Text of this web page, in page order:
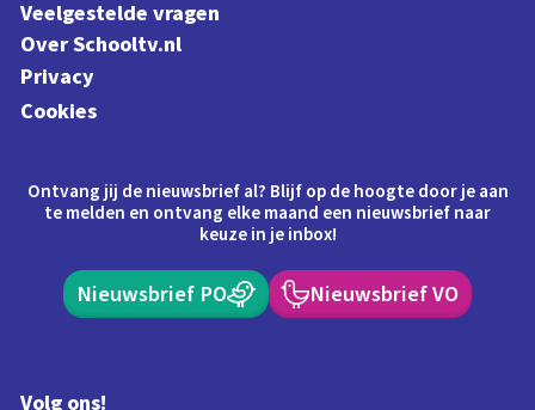
Veelgestelde vragen
Over Schooltv.nl
Privacy
Cookies
Ontvang jij de nieuwsbrief al? Blijf op de hoogte door je aan
te melden en ontvang elke maand een nieuwsbrief naar
keuze in je inbox!
Nieuwsbrief PO Nieuwsbrief VO
Volg ons!